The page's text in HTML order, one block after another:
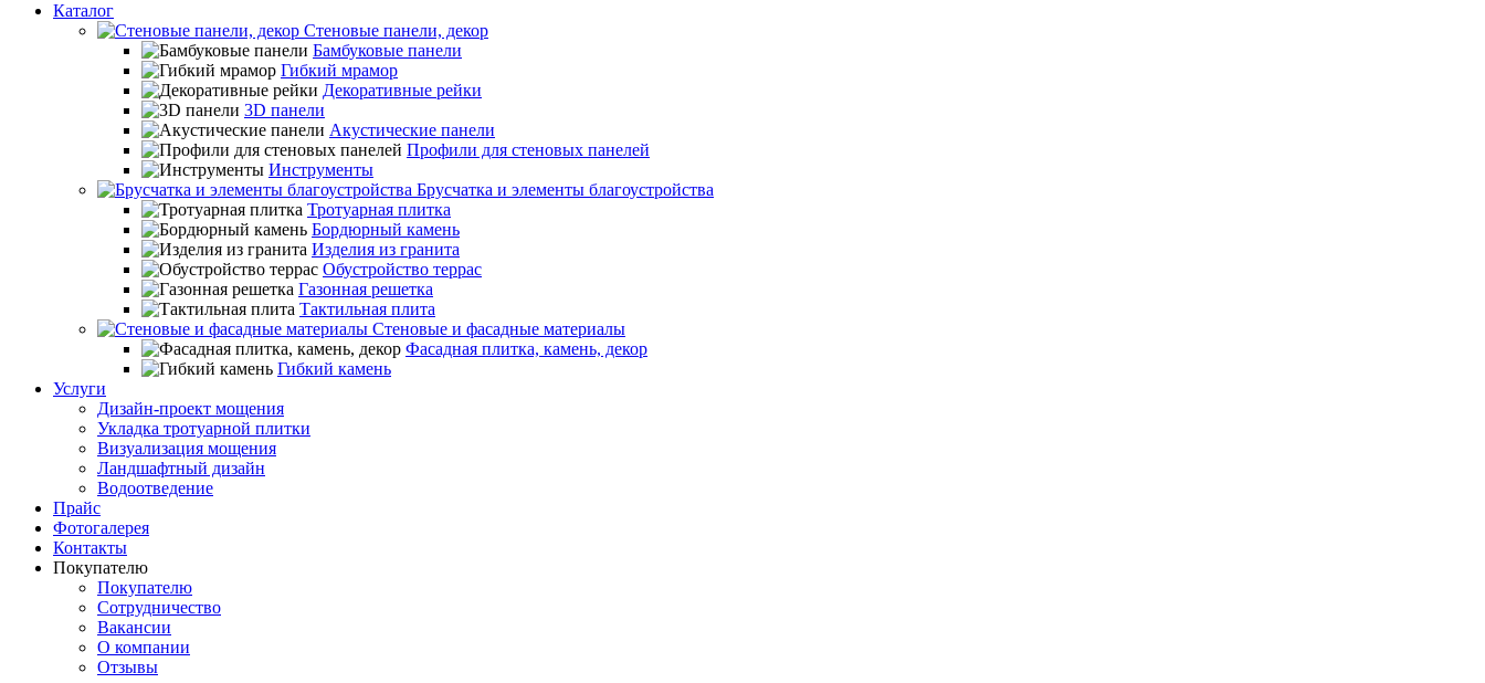
Каталог
Стеновые панели, декор
Бамбуковые панели
Гибкий мрамор
Декоративные рейки
3D панели
Акустические панели
Профили для стеновых панелей
Инструменты
Брусчатка и элементы благоустройства
Тротуарная плитка
Бордюрный камень
Изделия из гранита
Обустройство террас
Газонная решетка
Тактильная плита
Стеновые и фасадные материалы
Фасадная плитка, камень, декор
Гибкий камень
Услуги
Дизайн-проект мощения
Укладка тротуарной плитки
Визуализация мощения
Ландшафтный дизайн
Водоотведение
Прайс
Фотогалерея
Контакты
Покупателю
Покупателю
Сотрудничество
Вакансии
О компании
Отзывы